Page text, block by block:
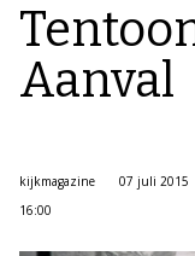
Aanval
kijkmagazine
07 juli 2015
16:00